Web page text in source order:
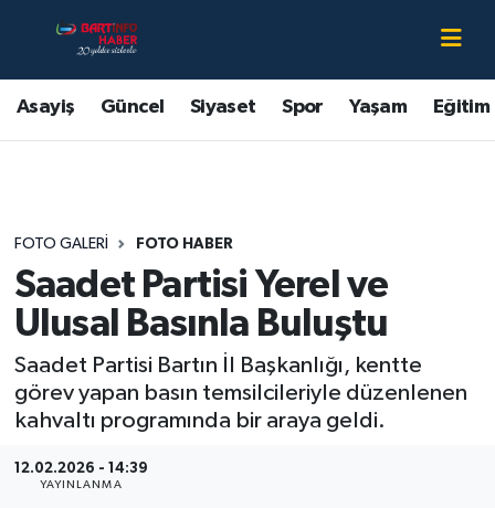
Asayiş Güncel Siyaset Spor Yaşam Eğitim
FOTO GALERI FOTO HABER
Saadet Partisi Yerel ve
Ulusal Basınla Buluştu
Saadet Partisi Bartın İl Başkanlığı, kentte
görev yapan basın temsilcileriyle düzenlenen
kahvaltı programında bir araya geldi.
12.02.2026 - 14:39
YAYINLANMA
Asayiş
Bartın Hakkında
Eğitim
Ekonomi
Güncel
Kültür-Sanat
Magazin
Bartın Nöbetçi Eczaneler
Bartın Hava Durumu
Bartın Trafik Yoğunluk Haritası
Süper Lig Puan Durumu ve Fikstür
Tüm Manşetler
Son Dakika Haberleri
Haber Arşivi